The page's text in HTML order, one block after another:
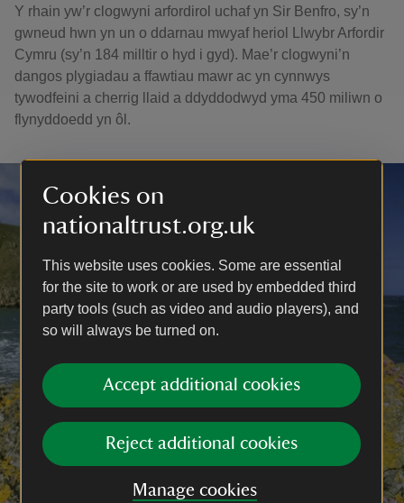
Cookies on
nationaltrust.org.uk
This website uses cookies. Some are essential
for the site to work or are used by embedded third
party tools (such as video and audio players), and
so will always be turned on.
Accept additional cookies
Reject additional cookies
Manage cookies
Y rhain yw’r clogwyni arfordirol uchaf yn Sir Benfro, sy’n
gwneud hwn yn un o ddarnau mwyaf heriol Llwybr Arfordir
Cymru (sy’n 184 milltir o hyd i gyd). Mae’r clogwyni’n
dangos plygiadau a ffawtiau mawr ac yn cynnwys
tywodfeini a cherrig llaid a ddyddodwyd yma 450 miliwn o
flynyddoedd yn ôl.